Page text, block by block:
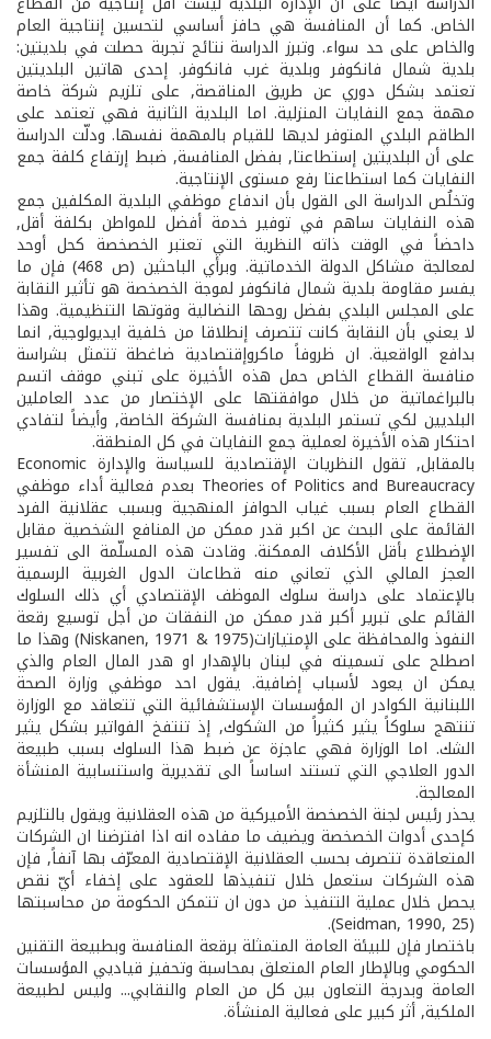
الخاص. كما أن المنافسة هي حافز أساسي لتحسين إنتاجية العام
والخاص على حد سواء. وتبرز الدراسة نتائج تجربة حصلت في بلديتين:
بلدية شمال فانكوفر وبلدية غرب فانكوفر. إحدى هاتين البلديتين
تعتمد بشكل دوري عن طريق المناقصة, على تلزيم شركة خاصة
مهمة جمع النفايات المنزلية. اما البلدية الثانية فهي تعتمد على
الطاقم البلدي المتوفر لديها للقيام بالمهمة نفسها. ودلّت الدراسة
على أن البلديتين إستطاعتا, بفضل المنافسة, ضبط إرتفاع كلفة جمع
النفايات كما استطاعتا رفع مستوى الإنتاجية.
وتخلُص الدراسة الى القول بأن اندفاع موظفي البلدية المكلفين جمع
هذه النفايات ساهم في توفير خدمة أفضل للمواطن بكلفة أقل,
داحضاً في الوقت ذاته النظرية التي تعتبر الخصخصة كحل أوحد
لمعالجة مشاكل الدولة الخدماتية. وبرأي الباحثين (ص 468) فإن ما
يفسر مقاومة بلدية شمال فانكوفر لموجة الخصخصة هو تأثير النقابة
على المجلس البلدي بفضل روحها النضالية وقوتها التنظيمية. وهذا
لا يعني بأن النقابة كانت تتصرف إنطلاقا من خلفية ايديولوجية, انما
بدافع الواقعية. ان ظروفاً ماكروإقتصادية ضاغطة تتمثل بشراسة
منافسة القطاع الخاص حمل هذه الأخيرة على تبني موقف اتسم
بالبراغماتية من خلال موافقتها على الإختصار من عدد العاملين
البلديين لكي تستمر البلدية بمنافسة الشركة الخاصة, وأيضاً لتفادي
احتكار هذه الأخيرة لعملية جمع النفايات في كل المنطقة.
بالمقابل, تقول النظريات الإقتصادية للسياسة والإدارة Economic
Theories of Politics and Bureaucracy بعدم فعالية أداء موظفي
القطاع العام بسبب غياب الحوافز المنهجية وبسبب عقلانية الفرد
القائمة على البحث عن اكبر قدر ممكن من المنافع الشخصية مقابل
الإضطلاع بأقل الأكلاف الممكنة. وقادت هذه المسلّمة الى تفسير
العجز المالي الذي تعاني منه قطاعات الدول الغربية الرسمية
بالإعتماد على دراسة سلوك الموظف الإقتصادي أي ذلك السلوك
القائم على تبرير أكبر قدر ممكن من النفقات من أجل توسيع رقعة
النفوذ والمحافظة على الإمتيازات(Niskanen, 1971 & 1975) وهذا ما
اصطلح على تسميته في لبنان بالإهدار او هدر المال العام والذي
يمكن ان يعود لأسباب إضافية. يقول احد موظفي وزارة الصحة
اللبنانية الكوادر ان المؤسسات الإستشفائية التي تتعاقد مع الوزارة
تنتهج سلوكاً يثير كثيراً من الشكوك, إذ تنتفخ الفواتير بشكل يثير
الشك. اما الوزارة فهي عاجزة عن ضبط هذا السلوك بسبب طبيعة
الدور العلاجي التي تستند اساساً الى تقديرية واستنسابية المنشأة
المعالجة.
يحذر رئيس لجنة الخصخصة الأميركية من هذه العقلانية ويقول بالتلزيم
كإحدى أدوات الخصخصة ويضيف ما مفاده انه اذا افترضنا ان الشركات
المتعاقدة تتصرف بحسب العقلانية الإقتصادية المعرّف بها آنفاً, فإن
هذه الشركات ستعمل خلال تنفيذها للعقود على إخفاء أيّ نقص
يحصل خلال عملية التنفيذ من دون ان تتمكن الحكومة من محاسبتها
(Seidman, 1990, 25).
باختصار فإن للبيئة العامة المتمثلة برقعة المنافسة وبطبيعة التقنين
الحكومي وبالإطار العام المتعلق بمحاسبة وتحفيز قياديي المؤسسات
العامة وبدرجة التعاون بين كل من العام والنقابي... وليس لطبيعة
الملكية, أثر كبير على فعالية المنشأة.